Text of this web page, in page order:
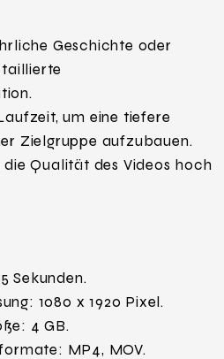
Geschichte oder
um eine tiefere
Zielgruppe aufzubauen.
Qualität des Videos hoch
Sekunden.
1080 x 1920 Pixel.
4 GB.
MP4, MOV.